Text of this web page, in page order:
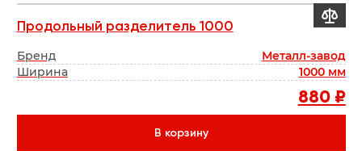
Продольный разделитель 1000
Бренд
Металл-завод
Ширина
1000 мм
880 ₽
В корзину
